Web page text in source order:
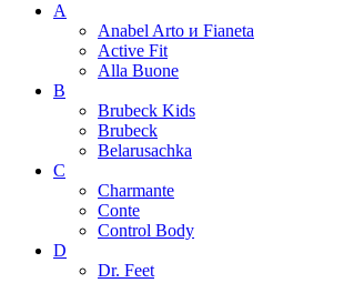
A
Anabel Arto и Fianeta
Active Fit
Alla Buone
B
Brubeck Kids
Brubeck
Belarusachka
C
Charmante
Conte
Control Body
D
Dr. Feet